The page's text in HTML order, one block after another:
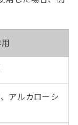
アルカローシ